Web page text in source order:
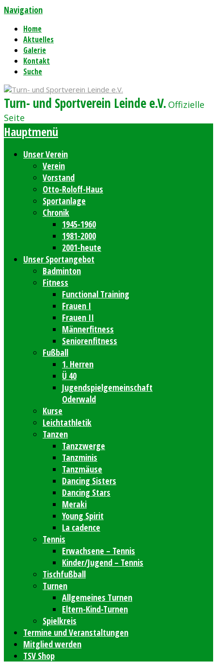
Navigation
Home
Aktuelles
Galerie
Kontakt
Suche
Turn- und Sportverein Leinde e.V. Offizielle
Seite
Hauptmenü
Unser Verein
Verein
Vorstand
Otto-Roloff-Haus
Sportanlage
Chronik
1945-1960
1981-2000
2001-heute
Unser Sportangebot
Badminton
Fitness
Functional Training
Frauen I
Frauen II
Männerfitness
Seniorenfitness
Fußball
1. Herren
Ü 40
Jugendspielgemeinschaft
Oderwald
Kurse
Leichtathletik
Tanzen
Tanzzwerge
Tanzminis
Tanzmäuse
Dancing Sisters
Dancing Stars
Meraki
Young Spirit
La cadence
Tennis
Erwachsene – Tennis
Kinder/Jugend – Tennis
Tischfußball
Turnen
Allgemeines Turnen
Eltern-Kind-Turnen
Spielkreis
Termine und Veranstaltungen
Mitglied werden
TSV Shop